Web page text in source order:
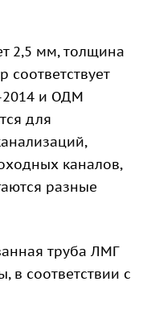
2,5 мм, толщина
соответствует
2014 и ОДМ
для
каналов,
разные
труба ЛМГ
в соответствии с